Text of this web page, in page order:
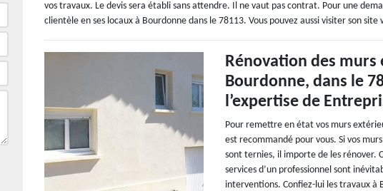
vos travaux. Le devis sera établi sans attendre. Il ne vaut pas contrat. Pour une
clientèle en ses locaux à Bourdonne dans le 78113. Vous pouvez aussi visiter son
Rénovation des
Bourdonne, dans le
l’expertise de
Pour remettre en état vos murs
est recommandé pour vous. Si vos
sont ternies, il importe de les rénover.
services d’un professionnel sont
interventions. Confiez-lui les travaux à